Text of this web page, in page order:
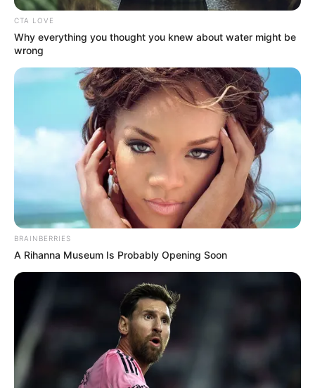
CTA LOVE
Why everything you thought you knew about water might be
wrong
BRAINBERRIES
A Rihanna Museum Is Probably Opening Soon